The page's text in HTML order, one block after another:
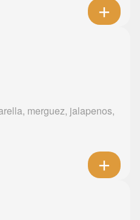
merguez, jalapenos,